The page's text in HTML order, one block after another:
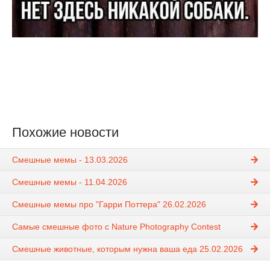
Похожие новости
Смешные мемы - 13.03.2026
Смешные мемы - 11.04.2026
Смешные мемы про "Гарри Поттера" 26.02.2026
Самые смешные фото с Nature Photography Contest
Смешные животные, которым нужна ваша еда 25.02.2026